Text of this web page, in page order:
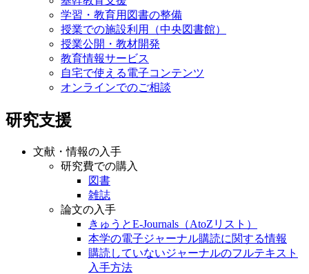
学習・教育用図書の整備
授業での施設利用（中央図書館）
授業公開・教材開発
教育情報サービス
自宅で使える電子コンテンツ
オンラインでのご相談
研究支援
文献・情報の入手
研究費での購入
図書
雑誌
論文の入手
きゅうとE-Journals（AtoZリスト）
本学の電子ジャーナル購読に関する情報
購読していないジャーナルのフルテキスト
入手方法